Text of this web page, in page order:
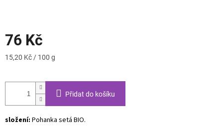
76 Kč
Měrná
15,20 Kč / 100 g
Přidat do košíku
složení: Pohanka setá BIO.